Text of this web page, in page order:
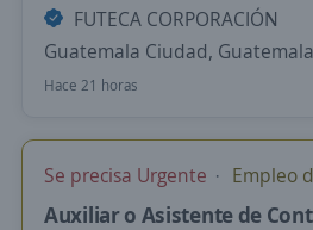
FUTECA CORPORACIÓN
Guatemala Ciudad, Guatemala
Hace 21 horas
Se precisa Urgente Empleo
Auxiliar o Asistente de